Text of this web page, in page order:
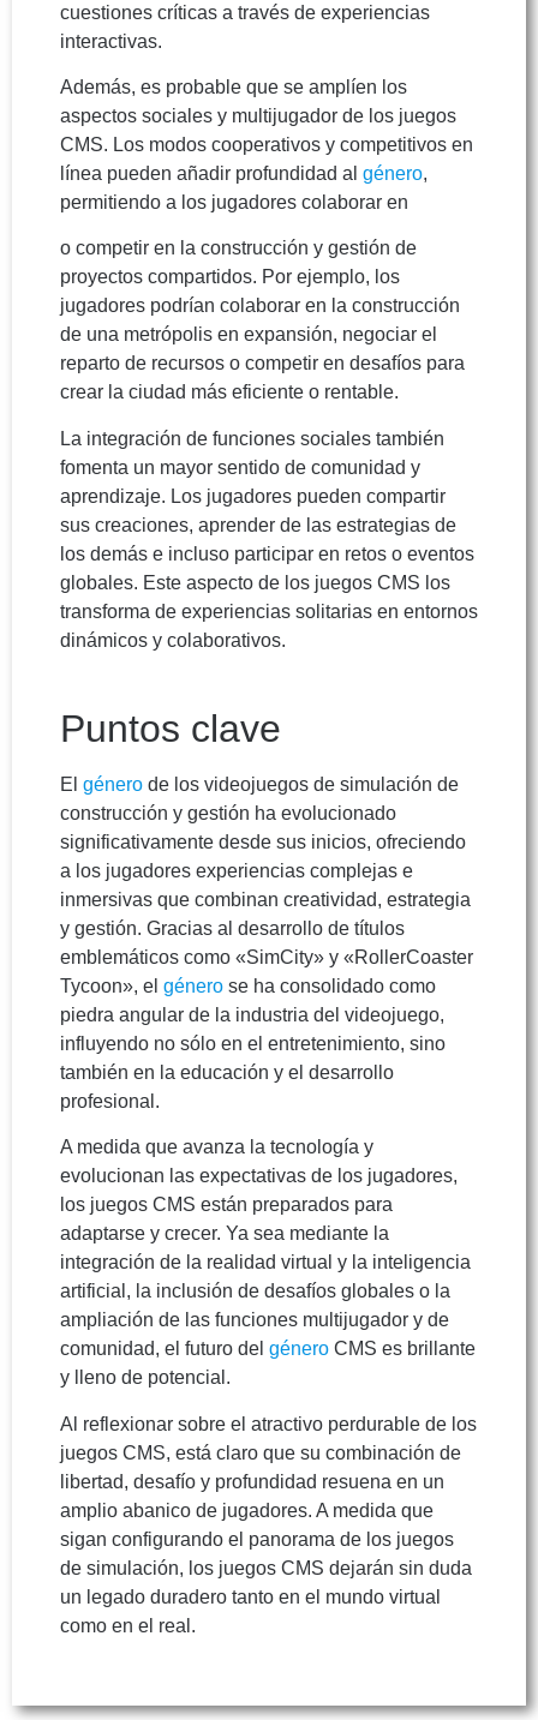
cuestiones críticas a través de experiencias
interactivas.
Además, es probable que se amplíen los
aspectos sociales y multijugador de los juegos
CMS. Los modos cooperativos y competitivos en
línea pueden añadir profundidad al género,
permitiendo a los jugadores colaborar en
o competir en la construcción y gestión de
proyectos compartidos. Por ejemplo, los
jugadores podrían colaborar en la construcción
de una metrópolis en expansión, negociar el
reparto de recursos o competir en desafíos para
crear la ciudad más eficiente o rentable.
La integración de funciones sociales también
fomenta un mayor sentido de comunidad y
aprendizaje. Los jugadores pueden compartir
sus creaciones, aprender de las estrategias de
los demás e incluso participar en retos o eventos
globales. Este aspecto de los juegos CMS los
transforma de experiencias solitarias en entornos
dinámicos y colaborativos.
Puntos clave
El género de los videojuegos de simulación de
construcción y gestión ha evolucionado
significativamente desde sus inicios, ofreciendo
a los jugadores experiencias complejas e
inmersivas que combinan creatividad, estrategia
y gestión. Gracias al desarrollo de títulos
emblemáticos como «SimCity» y «RollerCoaster
Tycoon», el género se ha consolidado como
piedra angular de la industria del videojuego,
influyendo no sólo en el entretenimiento, sino
también en la educación y el desarrollo
profesional.
A medida que avanza la tecnología y
evolucionan las expectativas de los jugadores,
los juegos CMS están preparados para
adaptarse y crecer. Ya sea mediante la
integración de la realidad virtual y la inteligencia
artificial, la inclusión de desafíos globales o la
ampliación de las funciones multijugador y de
comunidad, el futuro del género CMS es brillante
y lleno de potencial.
Al reflexionar sobre el atractivo perdurable de los
juegos CMS, está claro que su combinación de
libertad, desafío y profundidad resuena en un
amplio abanico de jugadores. A medida que
sigan configurando el panorama de los juegos
de simulación, los juegos CMS dejarán sin duda
un legado duradero tanto en el mundo virtual
como en el real.